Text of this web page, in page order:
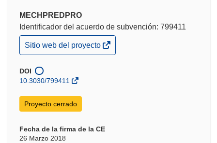
MECHPREDPRO
Identificador del acuerdo de subvención: 799411
(se
abrirá
una
nueva
Sitio web del proyecto
DOI
10.3030/799411
Proyecto cerrado
Fecha de la firma de la CE
26 Marzo 2018